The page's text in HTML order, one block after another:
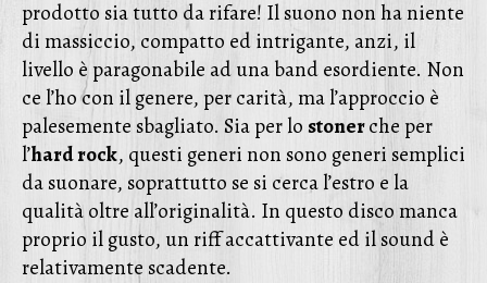
prodotto sia tutto da rifare! Il suono non ha niente
di massiccio, compatto ed intrigante, anzi, il
livello è paragonabile ad una band esordiente. Non
ce l’ho con il genere, per carità, ma l’approccio è
palesemente sbagliato. Sia per lostonerche per
l’hard rock, questi generi non sono generi semplici
da suonare, soprattutto se si cerca l’estro e la
qualità oltre all’originalità. In questo disco manca
proprio il gusto, un riff accattivante ed il sound è
relativamente scadente.